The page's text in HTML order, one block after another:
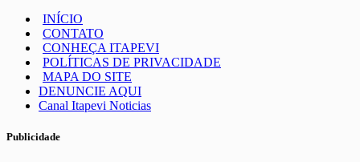
INÍCIO
CONTATO
CONHEÇA ITAPEVI
POLÍTICAS DE PRIVACIDADE
MAPA DO SITE
DENUNCIE AQUI
Canal Itapevi Noticias
Publicidade